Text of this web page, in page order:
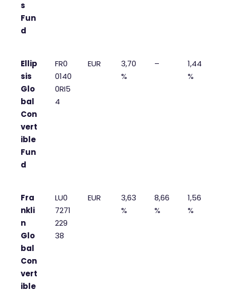
s
Fun
d
Ellip
sis
Glo
bal
Con
vert
ible
Fun
d
FR0
0140
0RI5
4
EUR
3,70
%
–
1,44
%
Fra
nkli
n
Glo
bal
Con
vert
ible
LU0
7271
229
38
EUR
3,63
%
8,66
%
1,56
%